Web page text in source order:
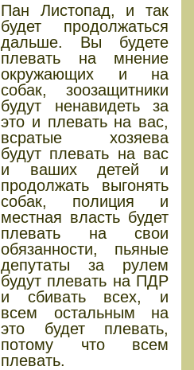
Пан Листопад, и так
будет продолжаться
дальше. Вы будете
плевать на мнение
окружающих и на
собак, зоозащитники
будут ненавидеть за
это и плевать на вас,
всратые хозяева
будут плевать на вас
и ваших детей и
продолжать выгонять
собак, полиция и
местная власть будет
плевать на свои
обязанности, пьяные
депутаты за рулем
будут плевать на ПДР
и сбивать всех, и
всем остальным на
это будет плевать,
потому что всем
плевать.